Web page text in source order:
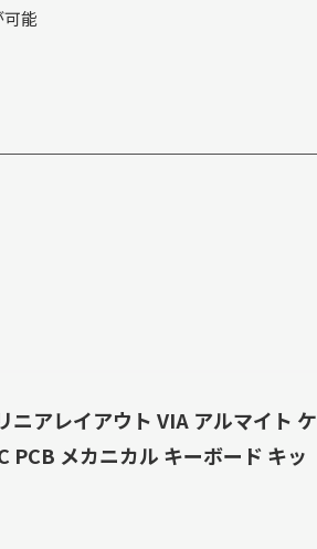
能
アレイアウト VIA アルマイト ケ
PCB メカニカル キーボード キッ